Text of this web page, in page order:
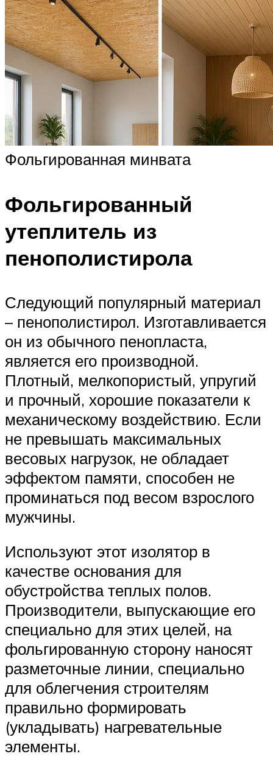
Фольгированная минвата
Фольгированный
утеплитель из
пенополистирола
Следующий популярный материал
– пенополистирол. Изготавливается
он из обычного пенопласта,
является его производной.
Плотный, мелкопористый, упругий
и прочный, хорошие показатели к
механическому воздействию. Если
не превышать максимальных
весовых нагрузок, не обладает
эффектом памяти, способен не
проминаться под весом взрослого
мужчины.
Используют этот изолятор в
качестве основания для
обустройства теплых полов.
Производители, выпускающие его
специально для этих целей, на
фольгированную сторону наносят
разметочные линии, специально
для облегчения строителям
правильно формировать
(укладывать) нагревательные
элементы.